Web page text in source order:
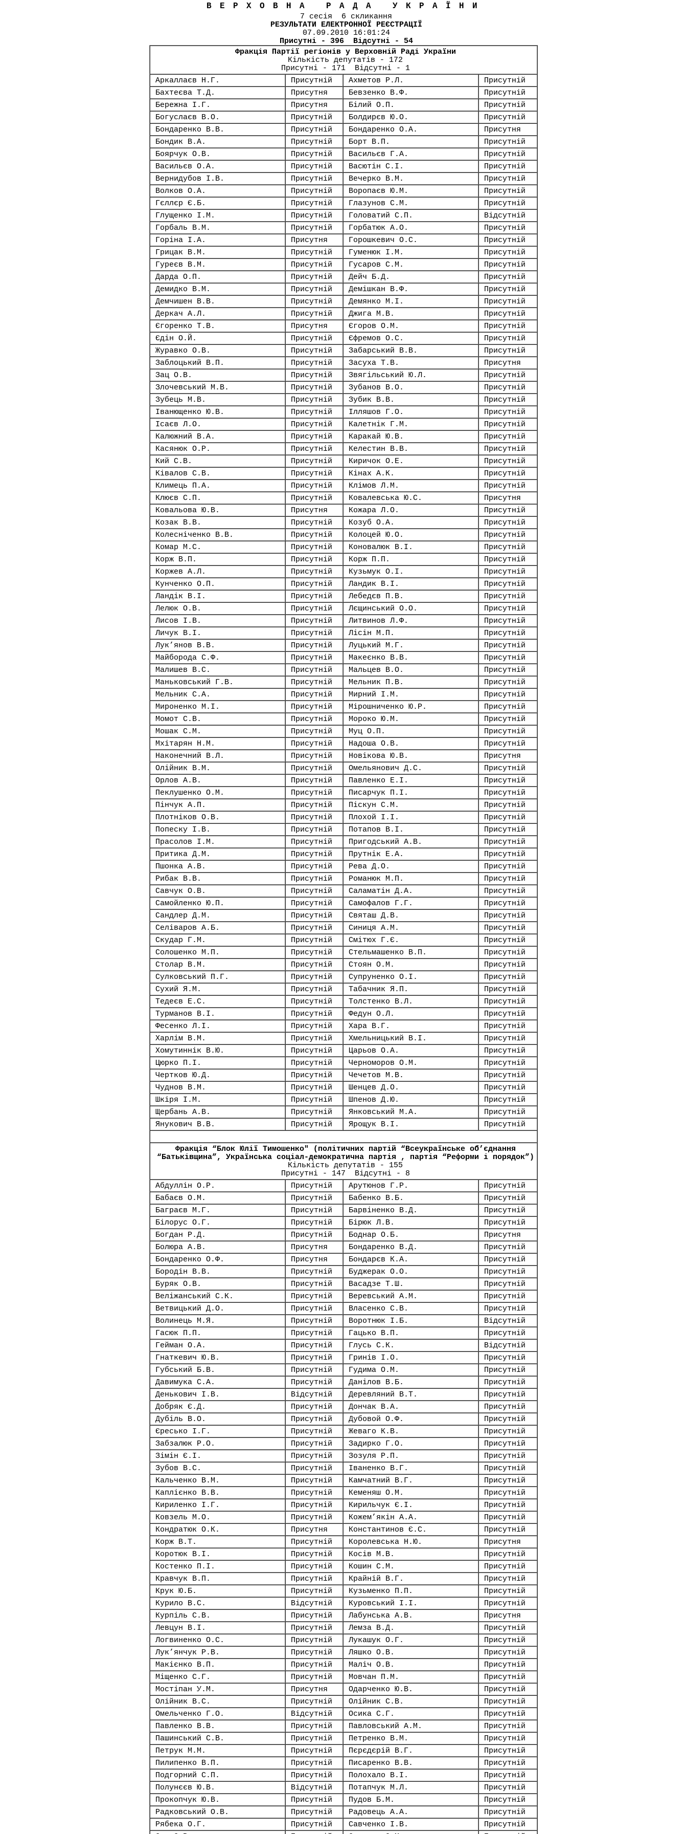
ВЕРХОВНА РАДА УКРАЇНИ
7 сесія 6 скликання
РЕЗУЛЬТАТИ ЕЛЕКТРОННОЇ РЕЄСТРАЦІЇ
07.09.2010 16:01:24
Присутні - 396 Відсутні - 54
Фракція Партії регіонів у Верховній Раді України
Кількість депутатів - 172
Присутні - 171 Відсутні - 1
Аркаллаєв Н.Г.
Присутній Ахметов Р.Л.
Присутній
Бахтеєва Т.Д.
Присутня Бевзенко В.Ф.
Присутній
Бережна І.Г.
Присутня Білий О.П.
Присутній
Богуслаєв В.О.
Присутній Болдирєв Ю.О.
Присутній
Бондаренко В.В.
Присутній Бондаренко О.А.
Присутня
Бондик В.А.
Присутній Борт В.П.
Присутній
Боярчук О.В.
Присутній Васильєв Г.А.
Присутній
Васильєв О.А.
Присутній Васютін С.І.
Присутній
Вернидубов І.В.
Присутній Вечерко В.М.
Присутній
Волков О.А.
Присутній Воропаєв Ю.М.
Присутній
Гєллєр Є.Б.
Присутній Глазунов С.М.
Присутній
Глущенко І.М.
Присутній Головатий С.П.
Відсутній
Горбаль В.М.
Присутній Горбатюк А.О.
Присутній
Горіна І.А.
Присутня Горошкевич О.С.
Присутній
Грицак В.М.
Присутній Гуменюк І.М.
Присутній
Гуреєв В.М.
Присутній Гусаров С.М.
Присутній
Дарда О.П.
Присутній Дейч Б.Д.
Присутній
Демидко В.М.
Присутній Демішкан В.Ф.
Присутній
Демчишен В.В.
Присутній Демянко М.І.
Присутній
Деркач А.Л.
Присутній Джига М.В.
Присутній
Єгоренко Т.В.
Присутня Єгоров О.М.
Присутній
Єдін О.Й.
Присутній Єфремов О.С.
Присутній
Журавко О.В.
Присутній Забарський В.В.
Присутній
Заблоцький В.П.
Присутній Засуха Т.В.
Присутня
Зац О.В.
Присутній Звягільський Ю.Л.
Присутній
Злочевський М.В.
Присутній Зубанов В.О.
Присутній
Зубець М.В.
Присутній Зубик В.В.
Присутній
Іванющенко Ю.В.
Присутній Ілляшов Г.О.
Присутній
Ісаєв Л.О.
Присутній Калетнік Г.М.
Присутній
Калюжний В.А.
Присутній Каракай Ю.В.
Присутній
Касянюк О.Р.
Присутній Келестин В.В.
Присутній
Кий С.В.
Присутній Киричок О.Е.
Присутній
Ківалов С.В.
Присутній Кінах А.К.
Присутній
Климець П.А.
Присутній Клімов Л.М.
Присутній
Клюєв С.П.
Присутній Ковалевська Ю.С.
Присутня
Ковальова Ю.В.
Присутня Кожара Л.О.
Присутній
Козак В.В.
Присутній Козуб О.А.
Присутній
Колесніченко В.В.
Присутній Колоцей Ю.О.
Присутній
Комар М.С.
Присутній Коновалюк В.І.
Присутній
Корж В.П.
Присутній Корж П.П.
Присутній
Коржев А.Л.
Присутній Кузьмук О.І.
Присутній
Кунченко О.П.
Присутній Ландик В.І.
Присутній
Ландік В.І.
Присутній Лебедєв П.В.
Присутній
Лелюк О.В.
Присутній Лєщинський О.О.
Присутній
Лисов І.В.
Присутній Литвинов Л.Ф.
Присутній
Личук В.І.
Присутній Лісін М.П.
Присутній
Лук’янов В.В.
Присутній Луцький М.Г.
Присутній
Майборода С.Ф.
Присутній Макеєнко В.В.
Присутній
Малишев В.С.
Присутній Мальцев В.О.
Присутній
Маньковський Г.В.
Присутній Мельник П.В.
Присутній
Мельник С.А.
Присутній Мирний І.М.
Присутній
Мироненко М.І.
Присутній Мірошниченко Ю.Р.
Присутній
Момот С.В.
Присутній Мороко Ю.М.
Присутній
Мошак С.М.
Присутній Муц О.П.
Присутній
Мхітарян Н.М.
Присутній Надоша О.В.
Присутній
Наконечний В.Л.
Присутній Новікова Ю.В.
Присутня
Олійник В.М.
Присутній Омельянович Д.С.
Присутній
Орлов А.В.
Присутній Павленко Е.І.
Присутній
Пеклушенко О.М.
Присутній Писарчук П.І.
Присутній
Пінчук А.П.
Присутній Піскун С.М.
Присутній
Плотніков О.В.
Присутній Плохой І.І.
Присутній
Попеску І.В.
Присутній Потапов В.І.
Присутній
Прасолов І.М.
Присутній Пригодський А.В.
Присутній
Притика Д.М.
Присутній Прутнік Е.А.
Присутній
Пшонка А.В.
Присутній Рева Д.О.
Присутній
Рибак В.В.
Присутній Романюк М.П.
Присутній
Савчук О.В.
Присутній Саламатін Д.А.
Присутній
Самойленко Ю.П.
Присутній Самофалов Г.Г.
Присутній
Сандлер Д.М.
Присутній Святаш Д.В.
Присутній
Селіваров А.Б.
Присутній Синиця А.М.
Присутній
Скудар Г.М.
Присутній Смітюх Г.Є.
Присутній
Солошенко М.П.
Присутній Стельмашенко В.П.
Присутній
Столар В.М.
Присутній Стоян О.М.
Присутній
Сулковський П.Г.
Присутній Супруненко О.І.
Присутній
Сухий Я.М.
Присутній Табачник Я.П.
Присутній
Тедеєв Е.С.
Присутній Толстенко В.Л.
Присутній
Турманов В.І.
Присутній Федун О.Л.
Присутній
Фесенко Л.І.
Присутній Хара В.Г.
Присутній
Харлім В.М.
Присутній Хмельницький В.І.
Присутній
Хомутиннік В.Ю.
Присутній Царьов О.А.
Присутній
Цюрко П.І.
Присутній Черноморов О.М.
Присутній
Чертков Ю.Д.
Присутній Чечетов М.В.
Присутній
Чуднов В.М.
Присутній Шенцев Д.О.
Присутній
Шкіря І.М.
Присутній Шпенов Д.Ю.
Присутній
Щербань А.В.
Присутній Янковський М.А.
Присутній
Янукович В.В.
Присутній Ярощук В.І. Присутній
Фракція “Блок Юлії Тимошенко" (політичних партій “Всеукраїнське об’єднання
“Батьківщина”, Українська соціал-демократична партія , партія “Реформи і порядок”)
Кількість депутатів - 155
Присутні - 147 Відсутні - 8
Абдуллін О.Р.
Присутній Арутюнов Г.Р.
Присутній
Бабаєв О.М.
Присутній Бабенко В.Б.
Присутній
Баграєв М.Г.
Присутній Барвіненко В.Д.
Присутній
Білорус О.Г.
Присутній Бірюк Л.В.
Присутній
Богдан Р.Д.
Присутній Боднар О.Б.
Присутня
Болюра А.В.
Присутня Бондаренко В.Д.
Присутній
Бондаренко О.Ф.
Присутня Бондарєв К.А.
Присутній
Бородін В.В.
Присутній Буджерак О.О.
Присутній
Буряк О.В.
Присутній Васадзе Т.Ш.
Присутній
Веліжанський С.К.
Присутній Веревський А.М.
Присутній
Ветвицький Д.О.
Присутній Власенко С.В.
Присутній
Волинець М.Я.
Присутній Воротнюк І.Б.
Відсутній
Гасюк П.П.
Присутній Гацько В.П.
Присутній
Гейман О.А.
Присутній Глусь С.К.
Відсутній
Гнаткевич Ю.В.
Присутній Гринів І.О.
Присутній
Губський Б.В.
Присутній Гудима О.М.
Присутній
Давимука С.А.
Присутній Данілов В.Б.
Присутній
Денькович І.В.
Відсутній Деревляний В.Т.
Присутній
Добряк Є.Д.
Присутній Дончак В.А.
Присутній
Дубіль В.О.
Присутній Дубовой О.Ф.
Присутній
Єресько І.Г.
Присутній Жеваго К.В.
Присутній
Забзалюк Р.О.
Присутній Задирко Г.О.
Присутній
Зімін Є.І.
Присутній Зозуля Р.П.
Присутній
Зубов В.С.
Присутній Іваненко В.Г.
Присутній
Кальченко В.М.
Присутній Камчатний В.Г.
Присутній
Каплієнко В.В.
Присутній Кеменяш О.М.
Присутній
Кириленко І.Г.
Присутній Кирильчук Є.І.
Присутній
Ковзель М.О.
Присутній Кожем’якін А.А.
Присутній
Кондратюк О.К.
Присутня Константинов Є.С.
Присутній
Корж В.Т.
Присутній Королевська Н.Ю.
Присутня
Коротюк В.І.
Присутній Косів М.В.
Присутній
Костенко П.І.
Присутній Кошин С.М.
Присутній
Кравчук В.П.
Присутній Крайній В.Г.
Присутній
Крук Ю.Б.
Присутній Кузьменко П.П.
Присутній
Курило В.С.
Відсутній Куровський І.І.
Присутній
Курпіль С.В.
Присутній Лабунська А.В.
Присутня
Левцун В.І.
Присутній Лемза В.Д.
Присутній
Логвиненко О.С.
Присутній Лукашук О.Г.
Присутній
Лук’янчук Р.В.
Присутній Ляшко О.В.
Присутній
Макієнко В.П.
Присутній Маліч О.В.
Присутній
Міщенко С.Г.
Присутній Мовчан П.М.
Присутній
Мостіпан У.М.
Присутня Одарченко Ю.В.
Присутній
Олійник В.С.
Присутній Олійник С.В.
Присутній
Омельченко Г.О.
Відсутній Осика С.Г.
Присутній
Павленко В.В.
Присутній Павловський А.М.
Присутній
Пашинський С.В.
Присутній Петренко В.М.
Присутній
Петрук М.М.
Присутній Пєрєдєрій В.Г.
Присутній
Пилипенко В.П.
Присутній Писаренко В.В.
Присутній
Подгорний С.П.
Присутній Полохало В.І.
Присутній
Полунєєв Ю.В.
Відсутній Потапчук М.Л.
Присутній
Прокопчук Ю.В.
Присутній Пудов Б.М.
Присутній
Радковський О.В.
Присутній Радовець А.А.
Присутній
Рябека О.Г.
Присутній Савченко І.В.
Присутній